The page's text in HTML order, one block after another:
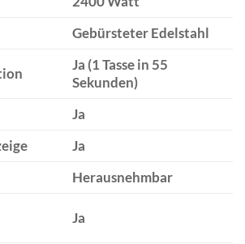
Gebürsteter Edelstahl
Ja (1 Tasse in 55
Sekunden)
Ja
Ja
Herausnehmbar
Ja